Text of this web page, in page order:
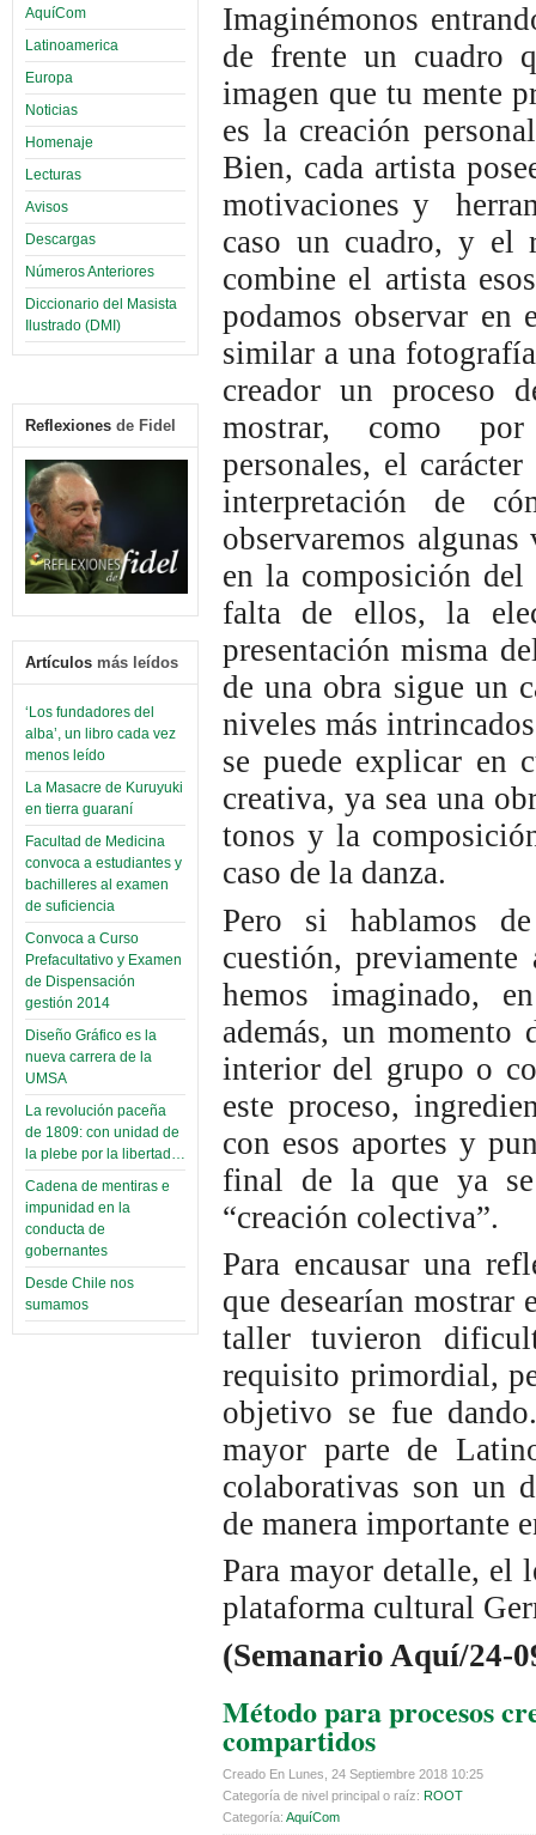
AquíCom
Latinoamerica
Europa
Noticias
Homenaje
Lecturas
Avisos
Descargas
Números Anteriores
Diccionario del Masista
Ilustrado (DMI)
Reflexiones de Fidel
Artículos más leídos
‘Los fundadores del
alba’, un libro cada vez
menos leído
La Masacre de Kuruyuki
en tierra guaraní
Facultad de Medicina
convoca a estudiantes y
bachilleres al examen
de suficiencia
Convoca a Curso
Prefacultativo y Examen
de Dispensación
gestión 2014
Diseño Gráfico es la
nueva carrera de la
UMSA
La revolución paceña
de 1809: con unidad de
la plebe por la libertad…
Cadena de mentiras e
impunidad en la
conducta de
gobernantes
Desde Chile nos
sumamos
Imaginémonos
de frente un cuadro
imagen que tu mente
es la creación
Bien, cada artista
motivaciones y
caso un cuadro, y el
combine el artista
podamos observar en
similar a una
creador un proceso
mostrar, como por
personales, el
interpretación de
observaremos
en la composición
falta de ellos, la
presentación misma
de una obra sigue un
niveles más
se puede explicar en
creativa, ya sea una
tonos y la
caso de la danza.
Pero si hablamos
cuestión,
hemos imaginado,
además, un
interior del grupo o
este proceso,
con esos aportes y
final de la que ya
“creación colectiva”.
Para encausar una
que desearían mostrar
taller tuvieron
requisito primordial,
objetivo se fue
mayor parte de
colaborativas son un
de manera importante
Para mayor detalle, el
plataforma cultural
(Semanario Aquí/24-
Método para procesos
compartidos
Creado En Lunes, 24 Septiembre 2018 10:25
Categoría de nivel principal o raíz: ROOT
Categoría: AquíCom